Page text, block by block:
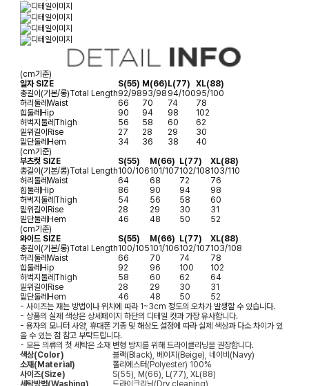
(cm기준)
일자 SIZE
S(55) M(66)L(77)
XL(88)
총길이(기본/롱)Total Length92/9893/98 94/10095/100
허리둘레Waist 66 70 74
78
힙둘레Hip 90 94 98
102
허벅지둘레Thigh 56 58 60
62
밑위길이Rise 27 28 29
30
밑단둘레Hem 34 36 38
40
(cm기준)
부츠컷 SIZE
S(55) M(66) L(77)
XL(88)
총길이(기본/롱)Total Length100/106101/107102/108103/110
허리둘레Waist 64 68 72
76
힙둘레Hip 86 90 94
98
허벅지둘레Thigh 54 56 58
60
밑위길이Rise 28 29 30
31
밑단둘레Hem 46 48 50
52
(cm기준)
와이드 SIZE
S(55) M(66) L(77)
XL(88)
총길이(기본/롱)Total Length100/105101/106102/107103/108
허리둘레Waist 66 70 74
78
힙둘레Hip 92 96 100
102
허벅지둘레Thigh 58 60 62
64
밑위길이Rise 28 29 30
31
밑단둘레Hem 46 48 50
52
- 사이즈는 재는 방법이나 위치에 따라 1~3cm 정도의 오차가 발생할 수 있습니다.
- 상품의 실제 색상은 상세페이지 하단의 디테일 컷과 가장 유사합니다.
- 용자의 모니터 사양, 휴대폰 기종 및 해상도 설정에 따라 실제 색상과 다소 차이가 있
을 수 있는 점 참고 부탁드립니다.
- 모든 의류의 첫 세탁은 소재 변형 방지를 위해 드라이클리닝을 권장합니다.
색상(Color)
블랙(Black), 베이지(Beige), 네이비(Navy)
소재(Material)
폴리에스터(Polyester) 100%
사이즈(Size)
S(55), M(66), L(77), XL(88)
세탁방법(Washing)
드라이크리닝(Dry cleaning)